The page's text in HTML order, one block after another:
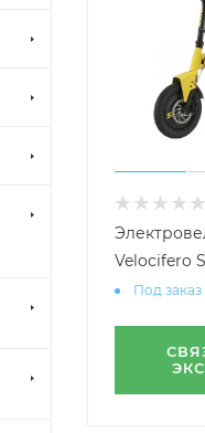
Velocifero
Под заказ